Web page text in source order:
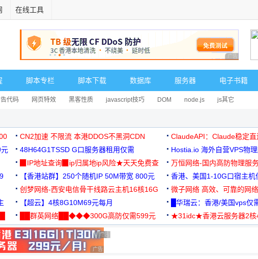
在线工具
广告 商业广
脚本专栏 脚本下载 数据库 服务器 电子书籍
代码 网页特效 黑客性质 javascript技巧 DOM node.js js其它
CN2加速 不限流 本港DDOS不黑洞CDN ClaudeAPI：Claude稳定
48H64G1TSSD G口服务器租用仅需
3000+可免费测试
Hostia.io 海外自营VPS物
▉IP地址查询▉ip归属地ip风险★天天免费查
万恒网络-国内高防物理服
99元/月起
【香港站群】250个随机IP 50M带宽 800元 香港、美国1-10G口宿主机
创梦网络-西安电信骨干线路云主机16核16G
88元/月
微子网络 高效、可靠的网
【超云】4核8G10M69元每月 █华瑞云：香港/美国vps仅
██群英网络██◆◆◆300G高防仅需599元
◆◆◆
★31idc★香港云服务器2
理性选择
，理性选择
广告 商业广告，理性选择
广告 商业广告，理性选择
广告 商业广告，理性选择